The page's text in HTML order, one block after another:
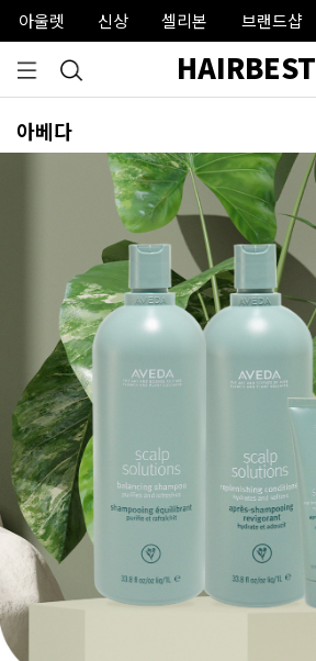
아울렛 신상 셀리본 브랜드샵
HAIRBEST
아베다